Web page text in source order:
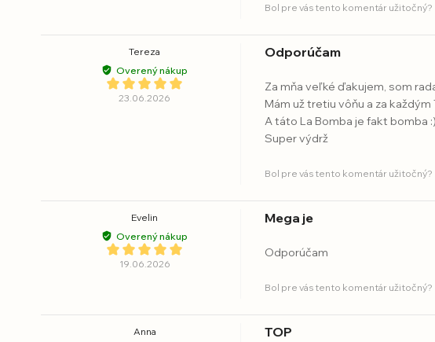
Bol pre vás tento komentár užitočný?
Tereza
Overený nákup
23.06.2026
Odporúčam
Za mňa veľké ďakujem, som
Mám už tretiu vôňu a za každým
A táto La Bomba je fakt bomba :)
Super výdrž
Bol pre vás tento komentár užitočný?
Evelin
Overený nákup
19.06.2026
Mega je
Odporúčam
Bol pre vás tento komentár užitočný?
Anna
TOP